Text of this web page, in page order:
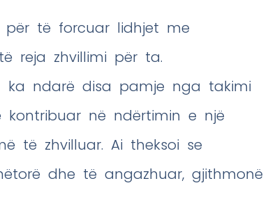
të forcuar lidhjet me
reja zhvillimi për ta.
ka ndarë disa pamje nga takimi
në ndërtimin e një
të zhvilluar. Ai theksoi se
dhe të angazhuar, gjithmonë